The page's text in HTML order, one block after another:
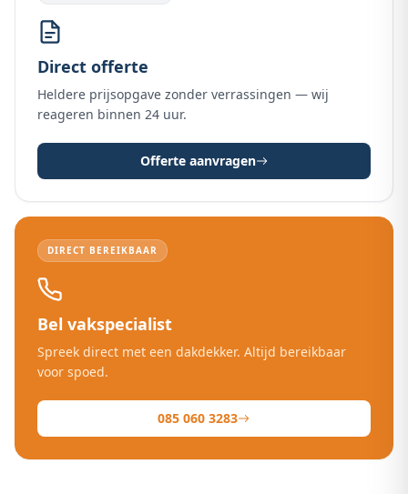
Direct offerte
Heldere prijsopgave zonder verrassingen — wij
reageren binnen 24 uur.
Offerte aanvragen
DIRECT BEREIKBAAR
Bel vakspecialist
Spreek direct met een dakdekker. Altijd bereikbaar
voor spoed.
085 060 3283